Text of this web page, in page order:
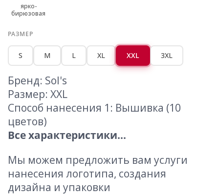
ярко-
бирюзовая
РАЗМЕР
S M L XL XXL 3XL
Бренд: Sol's
Размер: XXL
Способ нанесения 1: Вышивка (10
цветов)
Все характеристики...
Мы можем предложить вам услуги
нанесения логотипа, создания
дизайна и упаковки